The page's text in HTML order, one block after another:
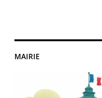
MAIRIE